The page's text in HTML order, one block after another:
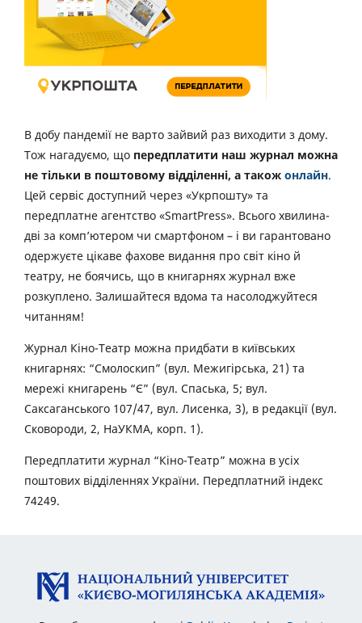
В добу пандемії не варто зайвий раз виходити з дому.
Тож нагадуємо, що передплатити наш журнал можна
не тільки в поштовому відділенні, а також онлайн.
Цей сервіс доступний через «Укрпошту» та
передплатне агентство «SmartPress». Всього хвилина-
дві за комп’ютером чи смартфоном – і ви гарантовано
одержуєте цікаве фахове видання про світ кіно й
театру, не боячись, що в книгарнях журнал вже
розкуплено. Залишайтеся вдома та насолоджуйтеся
читанням!
Журнал Кіно-Театр можна придбати в київських
книгарнях: “Смолоскип” (вул. Межигірська, 21) та
мережі книгарень “Є” (вул. Спаська, 5; вул.
Саксаганського 107/47, вул. Лисенка, 3), в редакції (вул.
Сковороди, 2, НаУКМА, корп. 1).
Передплатити журнал “Кіно-Театр” можна в усіх
поштових відділеннях України. Передплатний індекс
74249.